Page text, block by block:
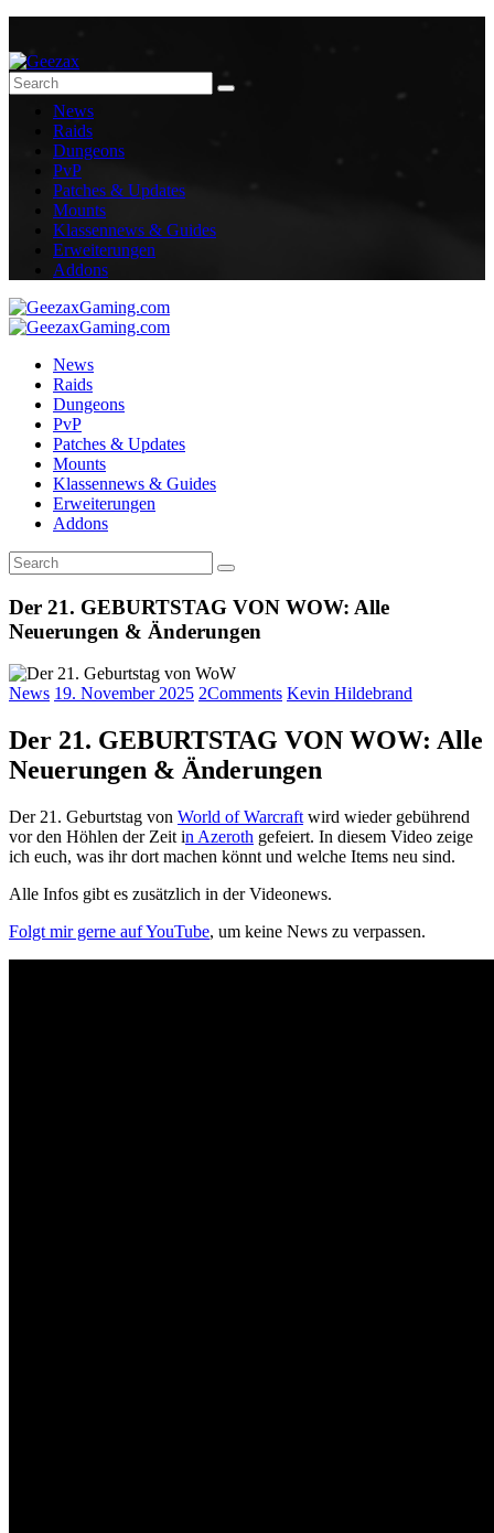
News
Raids
Dungeons
PvP
Patches & Updates
Mounts
Klassennews & Guides
Erweiterungen
Addons
News
Raids
Dungeons
PvP
Patches & Updates
Mounts
Klassennews & Guides
Erweiterungen
Addons
Der 21. GEBURTSTAG VON WOW: Alle
Neuerungen & Änderungen
News 19. November 2025 2Comments Kevin Hildebrand
Der 21. GEBURTSTAG VON WOW: Alle
Neuerungen & Änderungen
Der 21. Geburtstag von World of Warcraft wird wieder gebührend
vor den Höhlen der Zeit in Azeroth gefeiert. In diesem Video zeige
ich euch, was ihr dort machen könnt und welche Items neu sind.
Alle Infos gibt es zusätzlich in der Videonews.
Folgt mir gerne auf YouTube, um keine News zu verpassen.